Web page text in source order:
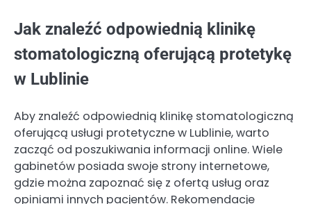
Jak znaleźć odpowiednią klinikę
stomatologiczną oferującą protetykę
w Lublinie
Aby znaleźć odpowiednią klinikę stomatologiczną
oferującą usługi protetyczne w Lublinie, warto
zacząć od poszukiwania informacji online. Wiele
gabinetów posiada swoje strony internetowe,
gdzie można zapoznać się z ofertą usług oraz
opiniami innych pacjentów. Rekomendacje